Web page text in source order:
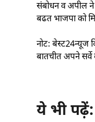
संबोधन व अपील ने
बढत भाजपा को
नोट: बेस्ट24न्यूज
बातचीत अपने
ये भी पढ़ें: